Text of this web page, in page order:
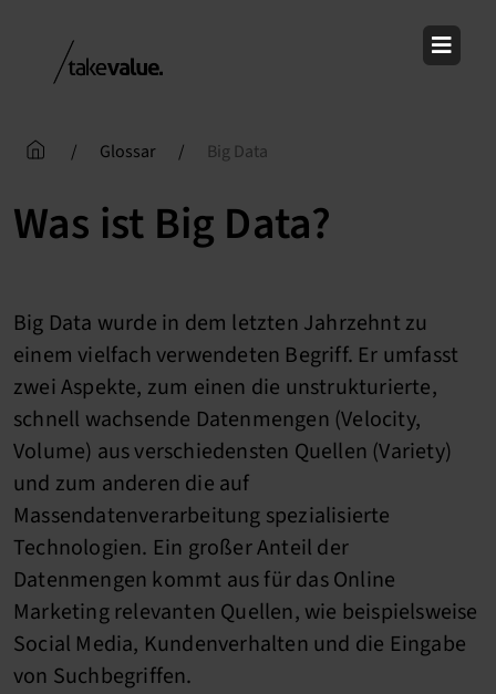
content
/ Glossar / Big Data
Was ist Big Data?
Big Data wurde in dem letzten Jahrzehnt zu
einem vielfach verwendeten Begriff. Er umfasst
zwei Aspekte, zum einen die unstrukturierte,
schnell wachsende Datenmengen (Velocity,
Volume) aus verschiedensten Quellen (Variety)
und zum anderen die auf
Massendatenverarbeitung spezialisierte
Technologien. Ein großer Anteil der
Datenmengen kommt aus für das Online
Marketing relevanten Quellen, wie beispielsweise
Social Media, Kundenverhalten und die Eingabe
von Suchbegriffen.